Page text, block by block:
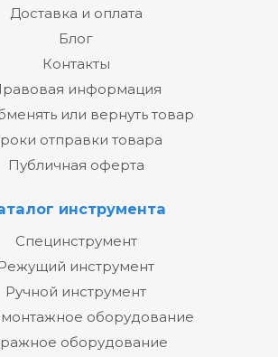
Доставка и оплата
Блог
Контакты
информация
или вернуть товар
отправки товара
Публичная оферта
инструмента
Специнструмент
Режущий инструмент
Ручной инструмент
оборудование
оборудование